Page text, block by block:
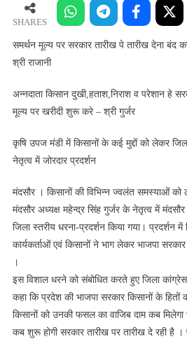
SHARES
समर्थन मूल्य पर सरकार तारीख पे तारीख देना बंद
श्री राजानी
अन्नदाता किसान दुखी,हताश,निराश व परेशान हे
मूल्य पर खरीदी शुरू करे – श्री गुर्जर
कृषि उपज मंडी में किसानों के कई मुद्दों को लेकर
नेतृत्व में जोरदार प्रदर्शन
मंदसौर । किसानों की विभिन्न ज्वलंत समस्याओं
मंदसौर अध्यक्ष महेन्द्र सिंह गुर्जर के नेतृत्व में
जिला स्तरीय धरना-प्रदर्शन किया गया। प्रदर्शन
कार्यकर्ताओं एवं किसानों ने भाग लेकर भाजपा
।
इस विशाल धरने को संबोधित करते हुए जिला कांग्रेस
कहा कि प्रदेश की भाजपा सरकार किसानों के हितों
किसानों को उनकी फसल का वाजिब दाम कब मिलेगा
कब शुरू होगी सरकार तारीख पर तारीख दे रही है ।